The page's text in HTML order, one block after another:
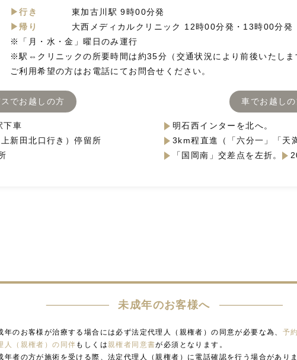
▶行き
東加古川駅 9時00分発
▶帰り
大西メディカルクリニック 12時00分発・13時00分発
※「月・水・金」曜日のみ運行
※駅⇔クリニックの所要時間は約35分（交通状況により前後いたしま
ご利用希望の方はお電話にてお問合せください。
でお越しの方
下車
新田北口行き）停留所
車でお越し
明石西インターを北へ。
3km程直進（「六分一」「天
「国岡南」交差点を左折。
未成年のお客様へ
年のお客様が治療する場合には必ず法定代理人（親権者）の同意が必要な為、 予
人（親権者）の同伴 もしくは親権者同意書が必須となります。
年者の方が施術を受ける際、法定代理人（親権者）に電話確認を行う場合があり